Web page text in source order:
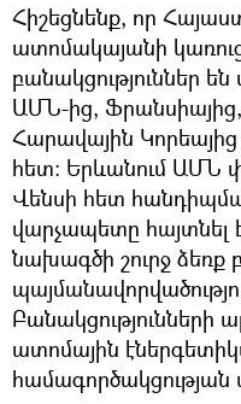
Հիշեցնենք, որ
ատոմակայանի
բանակցություններ
ԱՄՆ-ից,
Հարավային
հետ։ Երևանում ԱՄՆ
Վենսի հետ
վարչապետը հայտնել
նախագծի շուրջ ձեռք
Բանակցությունների
ատոմային